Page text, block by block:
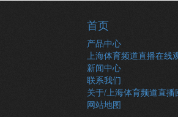
首页
产品中心
上海体育频道直播在线
新闻中心
联系我们
关于/上海体育频道直播
网站地图